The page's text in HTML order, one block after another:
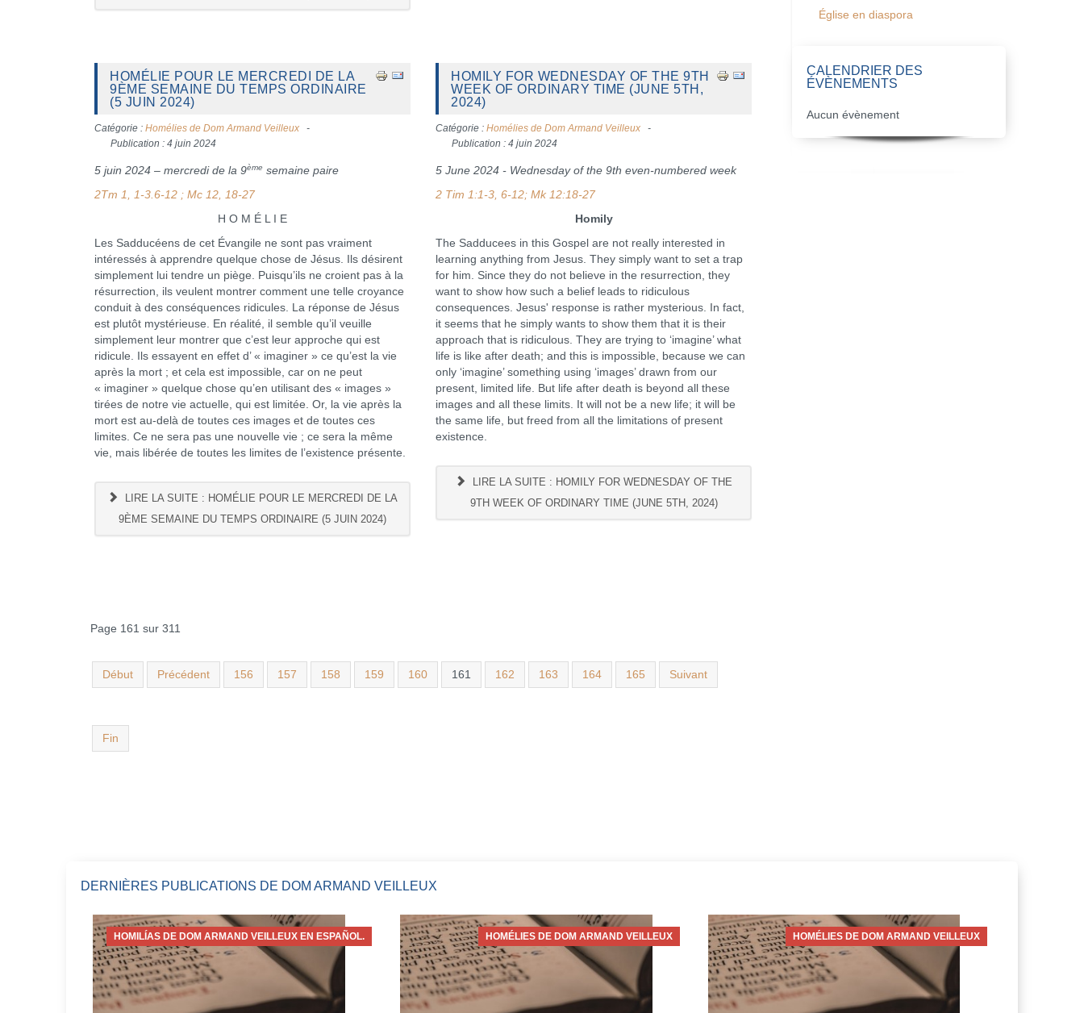
HOMÉLIE POUR LE MERCREDI DE LA
9ÈME SEMAINE DU TEMPS ORDINAIRE
(5 JUIN 2024)
Catégorie : Homélies de Dom Armand Veilleux
Publication : 4 juin 2024
5 juin 2024 – mercredi de la 9ème semaine paire
2Tm 1, 1-3.6-12 ; Mc 12, 18-27
H O M É L I E
Les Sadducéens de cet Évangile ne sont pas vraiment
intéressés à apprendre quelque chose de Jésus. Ils désirent
simplement lui tendre un piège. Puisqu’ils ne croient pas à la
résurrection, ils veulent montrer comment une telle croyance
conduit à des conséquences ridicules. La réponse de Jésus
est plutôt mystérieuse. En réalité, il semble qu’il veuille
simplement leur montrer que c’est leur approche qui est
ridicule. Ils essayent en effet d’ « imaginer » ce qu’est la vie
après la mort ; et cela est impossible, car on ne peut
« imaginer » quelque chose qu’en utilisant des « images »
tirées de notre vie actuelle, qui est limitée. Or, la vie après la
mort est au-delà de toutes ces images et de toutes ces
limites. Ce ne sera pas une nouvelle vie ; ce sera la même
vie, mais libérée de toutes les limites de l’existence présente.
LIRE LA SUITE : HOMÉLIE POUR LE MERCREDI DE LA
9ÈME SEMAINE DU TEMPS ORDINAIRE (5 JUIN 2024)
HOMILY FOR WEDNESDAY OF THE 9TH
WEEK OF ORDINARY TIME (JUNE 5TH,
2024)
Catégorie :Homélies de Dom Armand Veilleux
Publication : 4 juin 2024
5 June 2024 - Wednesday of the 9th even-numbered week
2 Tim 1:1-3, 6-12; Mk 12:18-27
Homily
The Sadducees in this Gospel are not really interested in
learning anything from Jesus. They simply want to set a trap
for him. Since they do not believe in the resurrection, they
want to show how such a belief leads to ridiculous
consequences. Jesus' response is rather mysterious. In fact,
it seems that he simply wants to show them that it is their
approach that is ridiculous. They are trying to ‘imagine’ what
life is like after death; and this is impossible, because we can
only ‘imagine’ something using ‘images’ drawn from our
present, limited life. But life after death is beyond all these
images and all these limits. It will not be a new life; it will be
the same life, but freed from all the limitations of present
existence.
LIRE LA SUITE : HOMILY FOR WEDNESDAY OF THE
9TH WEEK OF ORDINARY TIME (JUNE 5TH, 2024)
Page 161 sur 311
Début Précédent 156 157 158 159 160 161 162 163 164 165 Suivant
Fin
Église en diaspora
CALENDRIER DES
ÉVÈNEMENTS
Aucun évènement
DERNIÈRES PUBLICATIONS DE DOM ARMAND VEILLEUX
HOMILÍAS DE DOM ARMAND VEILLEUX EN ESPAÑOL. HOMÉLIES DE DOM ARMAND VEILLEUX HOMÉLIES DE DOM ARMAND VEILLEUX